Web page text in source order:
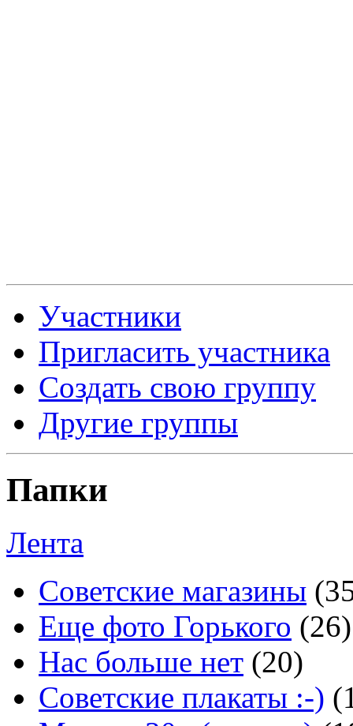
Участники
Пригласить участника
Создать свою группу
Другие группы
Папки
Лента
Советские магазины
Еще фото Горького (26)
Нас больше нет (20)
Советские плакаты :-)